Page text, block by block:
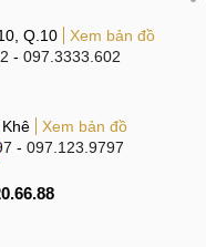
Q.10
Xem bản đồ
- 097.3333.602
Xem bản đồ
- 097.123.9797